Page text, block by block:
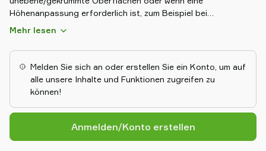
Höhenanpassung erforderlich ist, zum Beispiel bei
Entstapelungsanwendungen. Die flache Innenauflage sorgt
jeder Ausrichtung. Speziell entwickelte Reibungssauger für
ölige Oberflächen, wie z. B. Metallbleche in
Metallumformungsprozessen. Dank der starken Haftung auf
öligen Oberflächen können die Saugnäpfe hohen Scherkräften
herkömmliche Saugnäpfe.
Mehr lesen
Melden Sie sich an oder erstellen Sie ein Konto, um auf
alle unsere Inhalte und Funktionen zugreifen zu
können!
Anmelden/Konto erstellen